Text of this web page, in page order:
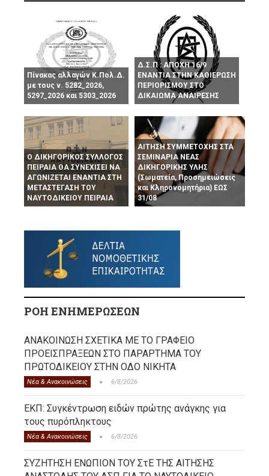
Πίνακας αλλαγών Κ.Πολ.Δ.
με τους ν. 5282_2026,
5297_2026 και 5303_2026
Δ.Σ.Π : ΑΠΟΧΗ 16/9
ΕΝΑΝΤΙΑ ΣΤΗΝ ΚΑΘΙΕΡΩΣΗ
ΠΕΡΙΟΡΙΣΜΟΥ ΣΤΟ
ΔΙΚΑΙΩΜΑ ΑΝΑΙΡΕΣΗΣ
Ο ΔΙΚΗΓΟΡΙΚΟΣ ΣΥΛΛΟΓΟΣ
ΠΕΙΡΑΙΑ ΘΑ ΣΥΝΕΧΙΣΕΙ ΝΑ
ΑΓΩΝΙΖΕΤΑΙ ΕΝΑΝΤΙΑ ΣΤΗ
ΜΕΤΑΣΤΕΓΑΣΗ ΤΟΥ
ΝΑΥΤΟΔΙΚΕΙΟΥ ΠΕΙΡΑΙΑ
ΑΙΤΗΣΗ ΣΥΜΜΕΤΟΧΗΣ ΣΤΑ
ΣΕΜΙΝΑΡΙΑ ΝΕΑΣ
ΔΙΚΗΓΟΡΙΚΗΣ ΥΛΗΣ
(Σωματεία, Προσημειώσεις
και Κληρονομητήρια) ΕΩΣ
31/08
ΡΟΗ ΕΝΗΜΕΡΩΣΕΩΝ
ΑΝΑΚΟΙΝΩΣΗ ΣΧΕΤΙΚΑ ΜΕ ΤΟ ΓΡΑΦΕΙΟ
ΠΡΟΕΙΣΠΡΑΞΕΩΝ ΣΤΟ ΠΑΡΑΡΤΗΜΑ ΤΟΥ
ΠΡΩΤΟΔΙΚΕΙΟΥ ΣΤΗΝ ΟΔΟ ΝΙΚΗΤΑ
Νέα & Ανακοινώσεις 6/8/2026
ΕΚΠ: Συγκέντρωση ειδών πρώτης ανάγκης για
τους πυρόπληκτους
Νέα & Ανακοινώσεις 6/8/2026
ΣΥΖΗΤΗΣΗ ΕΝΩΠΙΟΝ ΤΟΥ ΣτΕ ΤΗΣ ΑΙΤΗΣΗΣ